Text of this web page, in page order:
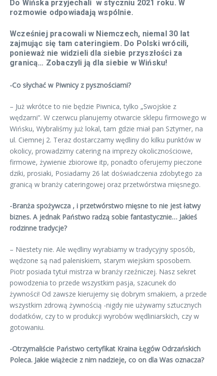
Do Wińska przyjechali w styczniu 2021 roku. W
rozmowie odpowiadają wspólnie.
Wcześniej pracowali w Niemczech, niemal 30 lat
zajmując się tam cateringiem. Do Polski wrócili,
ponieważ nie widzieli dla siebie przyszłości za
granicą… Zobaczyli ją dla siebie w Wińsku!
-Co słychać w Piwnicy z pysznościami?
– Już wkrótce to nie będzie Piwnica, tylko „Swojskie z
wędzarni”. W czerwcu planujemy otwarcie sklepu firmowego w
Wińsku, Wybraliśmy już lokal, tam gdzie miał pan Sztymer, na
ul. Ciemnej 2. Teraz dostarczamy wędliny do kilku punktów w
okolicy, prowadzimy catering na imprezy okolicznościowe,
firmowe, żywienie zbiorowe itp, ponadto oferujemy pieczone
dziki, prosiaki, Posiadamy 26 lat doświadczenia zdobytego za
granicą w branży cateringowej oraz przetwórstwa mięsnego.
-Branża spożywcza , i przetwórstwo mięsne to nie jest łatwy
biznes. A jednak Państwo radzą sobie fantastycznie… Jakieś
rodzinne tradycje?
– Niestety nie. Ale wędliny wyrabiamy w tradycyjny sposób,
wędzone są nad paleniskiem, starym wiejskim sposobem.
Piotr posiada tytuł mistrza w branży rzeźniczej. Nasz sekret
powodzenia to przede wszystkim pasja, szacunek do
żywności! Od zawsze kierujemy się dobrym smakiem, a przede
wszystkim zdrową żywnością -nigdy nie używamy sztucznych
dodatków, czy to w produkcji wyrobów wędliniarskich, czy w
gotowaniu.
-Otrzymaliście Państwo certyfikat Kraina Łęgów Odrzańskich
Poleca. Jakie wiążecie z nim nadzieje, co on dla Was oznacza?